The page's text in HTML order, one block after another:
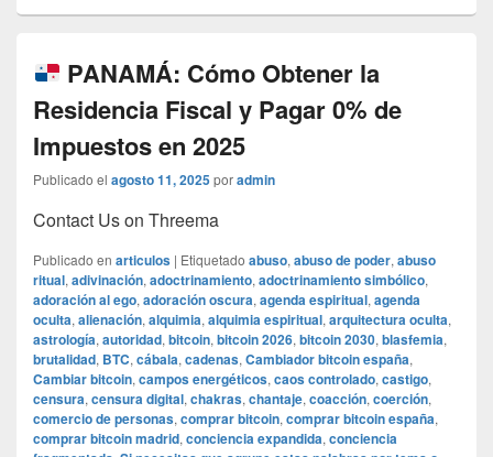
PANAMÁ: Cómo Obtener la
Residencia Fiscal y Pagar 0% de
Impuestos en 2025
Publicado el agosto 11, 2025poradmin
Contact Us on Threema
Publicado en articulos | Etiquetado abuso, abuso de poder, abuso
ritual, adivinación, adoctrinamiento, adoctrinamiento simbólico,
adoración al ego, adoración oscura, agenda espiritual, agenda
oculta, alienación, alquimia, alquimia espiritual, arquitectura oculta,
astrología, autoridad, bitcoin, bitcoin 2026, bitcoin 2030, blasfemia,
brutalidad, BTC, cábala, cadenas, Cambiador bitcoin españa,
Cambiar bitcoin, campos energéticos, caos controlado, castigo,
censura, censura digital, chakras, chantaje, coacción, coerción,
comercio de personas, comprar bitcoin, comprar bitcoin españa,
comprar bitcoin madrid, conciencia expandida, conciencia